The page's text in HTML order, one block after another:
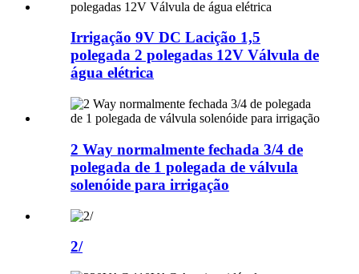
Irrigação 9V DC Lacição 1,5
polegada 2 polegadas 12V Válvula de
água elétrica
2 Way normalmente fechada 3/4 de
polegada de 1 polegada de válvula
solenóide para irrigação
2/